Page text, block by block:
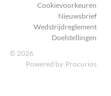
Cookievoorkeuren
Nieuwsbrief
Wedstrijdreglement
Doelstellingen
© 2026
Powered by Procurios